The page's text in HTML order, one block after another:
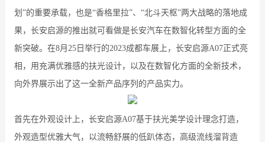
划”的重要承载，也是“香格里拉”、“北斗天枢”两大战略的落地成
果，长安启源的推出就可看做是长安汽车在数智化转型方面的全
新突破。在8月25日举行的2023成都车展上，长安启源A07正式亮
相，用充满优雅感的扶光设计，以及在数智化方面的全新技术，
向外界展示出了这一全新产品序列的产品实力。
首先在外观设计上，长安启源A07基于扶光美学设计理念打造，
外观造型优雅大气，以流畅舒展的低趴体态，高级流线溜背造